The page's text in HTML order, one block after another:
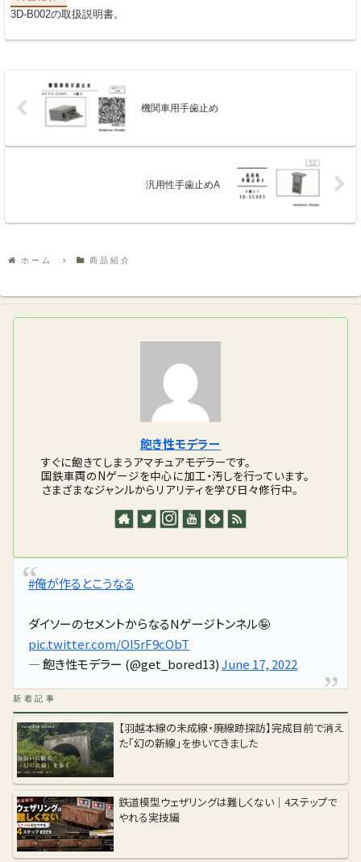
3D-B002の取扱説明書。
機関車用手歯止め
汎用性手歯止めA
ホーム 商品紹介
飽き性モデラー
すぐに飽きてしまうアマチュアモデラーです。
国鉄車両のNゲージを中心に加工・汚しを行っています。
さまざまなジャンルからリアリティを学び日々修行中。
#俺が作るとこうなる
ダイソーのセメントからなるNゲージトンネル🤪
pic.twitter.com/OI5rF9cObT
— 飽き性モデラー (@get_bored13)June 17, 2022
新着記事
【羽越本線の未成線・廃線跡探訪】完成目前で消え
た「幻の新線」を歩いてきました
鉄道模型ウェザリングは難しくない｜4ステップで
やれる実技編